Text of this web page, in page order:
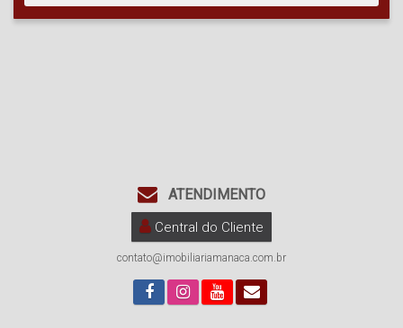
ATENDIMENTO
Central do Cliente
contato@imobiliariamanaca.com.br